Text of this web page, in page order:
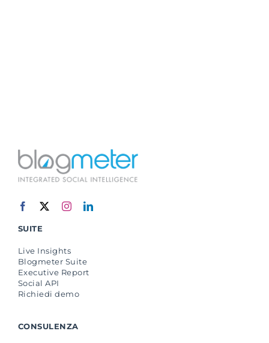
SUITE
Live Insights
Blogmeter Suite
Executive Report
Social API
Richiedi demo
CONSULENZA